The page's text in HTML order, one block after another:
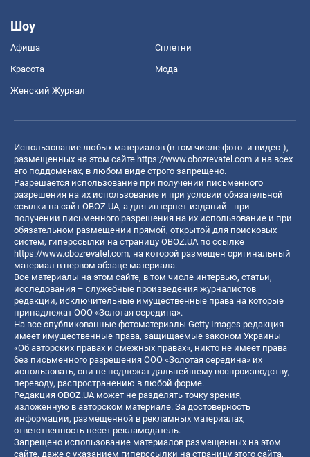
Шоу
Афиша Сплетни
Красота Мода
Женский Журнал
Использование любых материалов (в том числе фото- и видео-),
размещенных на этом сайте https://www.obozrevatel.com и на всех
его поддоменах, в любом виде строго запрещено.
Разрешается использование при получении письменного
разрешения на их использование и при условии обязательной
ссылки на сайт OBOZ.UA, а для интернет-изданий - при
получении письменного разрешения на их использование и при
обязательном размещении прямой, открытой для поисковых
систем, гиперссылки на страницу OBOZ.UA по ссылке
https://www.obozrevatel.com, на которой размещен оригинальный
материал в первом абзаце материала.
Все материалы на этом сайте, в том числе интервью, статьи,
исследования – служебные произведения журналистов
редакции, исключительные имущественные права на которые
принадлежат ООО «Золотая середина».
На все опубликованные фотоматериалы Getty Images редакция
имеет имущественные права, защищаемые законом Украины
«Об авторских правах и смежных правах», никто не имеет права
без письменного разрешения ООО «Золотая середина» их
использовать, они не подлежат дальнейшему воспроизводству,
переводу, распространению в любой форме.
Редакция OBOZ.UA может не разделять точку зрения,
изложенную в авторском материале. За достоверность
информации, размещенной в рекламных материалах,
ответственность несет рекламодатель.
Запрещено использование материалов размещенных на этом
сайте, даже с указанием гиперссылки на страницу этого сайта,